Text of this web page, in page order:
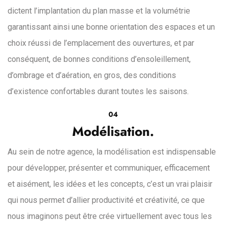
dictent l’implantation du plan masse et la volumétrie
garantissant ainsi une bonne orientation des espaces et un
choix réussi de l’emplacement des ouvertures, et par
conséquent, de bonnes conditions d’ensoleillement,
d’ombrage et d’aération, en gros, des conditions
d’existence confortables durant toutes les saisons.
04
Modélisation.
Au sein de notre agence, la modélisation est indispensable
pour développer, présenter et communiquer, efficacement
et aisément, les idées et les concepts, c’est un vrai plaisir
qui nous permet d’allier productivité et créativité, ce que
nous imaginons peut être crée virtuellement avec tous les